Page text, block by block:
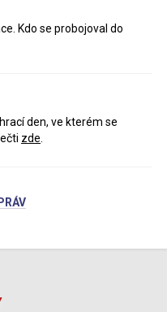
Kdo se probojoval do
den, ve kterém se
zde.